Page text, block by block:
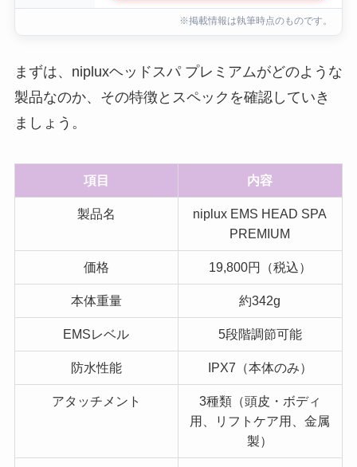
※掲載情報は執筆時点のものです。
まずは、nipluxヘッドスパ プレミアムがどのような
製品なのか、その特徴とスペックを確認していき
ましょう。
項目 内容
製品名
niplux EMS HEAD SPA
PREMIUM
価格 19,800円（税込）
本体重量 約342g
EMSレベル 5段階調節可能
防水性能 IPX7（本体のみ）
アタッチメント
3種類（頭皮・ボディ
用、リフトケア用、金属
製）